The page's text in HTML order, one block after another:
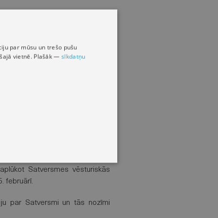
bet paplašina redzesloku par
vēlēja Satversmes sapulci, kā
Satversmes vēsturiskās
februārī.
par Satversmi un tās nozīmi
par mūsu un trešo pušu
vietnē. Plašāk — sīkdatņu